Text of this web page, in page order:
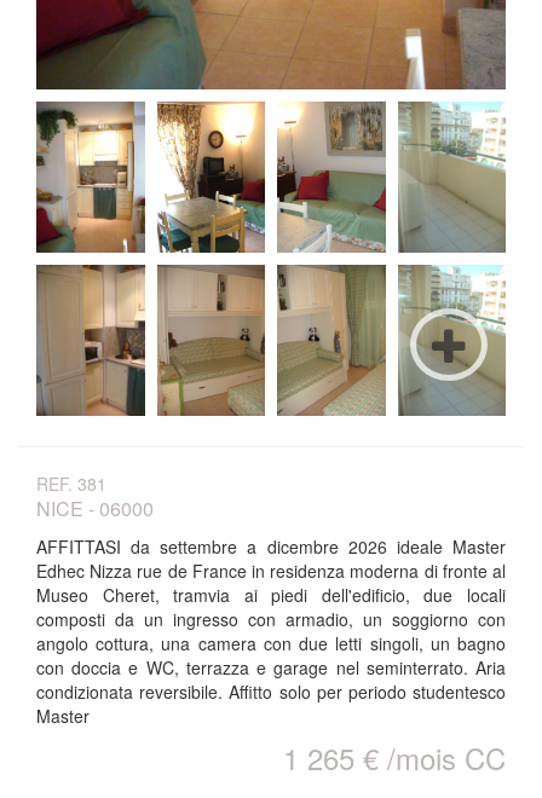
REF. 381
NICE - 06000
AFFITTASI da settembre a dicembre 2026 ideale Master
Edhec Nizza rue de France in residenza moderna di fronte al
Museo Cheret, tramvia ai piedi dell'edificio, due locali
composti da un ingresso con armadio, un soggiorno con
angolo cottura, una camera con due letti singoli, un bagno
con doccia e WC, terrazza e garage nel seminterrato. Aria
condizionata reversibile. Affitto solo per periodo studentesco
Master
1 265 € /mois CC